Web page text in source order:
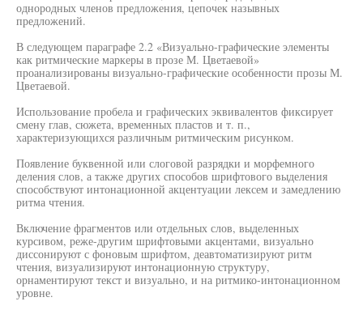
однородных членов предложения, цепочек назывных
предложений.
В следующем параграфе 2.2 «Визуально-графические элементы
как ритмические маркеры в прозе М. Цветаевой»
проанализированы визуально-графические особенности прозы М.
Цветаевой.
Использование пробела и графических эквивалентов фиксирует
смену глав, сюжета, временных пластов и т. п.,
характеризующихся различным ритмическим рисунком.
Появление буквенной или слоговой разрядки и морфемного
деления слов, а также других способов шрифтового выделения
способствуют интонационной акцентуации лексем и замедлению
ритма чтения.
Включение фрагментов или отдельных слов, выделенных
курсивом, реже-другим шрифтовыми акцентами, визуально
диссонируют с фоновым шрифтом, деавтоматизируют ритм
чтения, визуализируют интонационную структуру,
орнаментируют текст и визуально, и на ритмико-интонационном
уровне.